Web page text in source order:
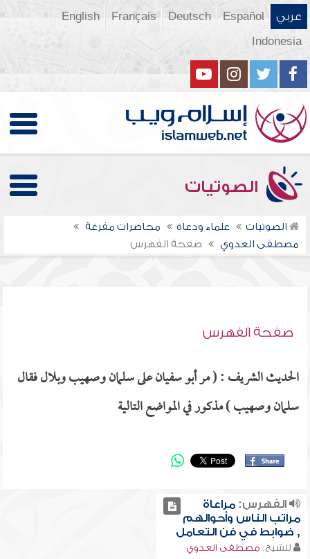
عربي Español
Deutsch
Français
English
Indonesia
الصوتيات
الصوتيات علماء ودعاة
محاضرات مفرغة
مصطفى العدوي
صفحة الفهرس
صفحة الفهرس
الحديث الشريف : ( مر أبو سفيان على سلمان وصهيب وبلال فقال
سلمان وصهيب ) مذكور في المواضع التالية
الفهرس:مراعاة
مراتب الناس وأحوالهم
, ضوابط في فن التعامل
للشيخ: مصطفى العدوي